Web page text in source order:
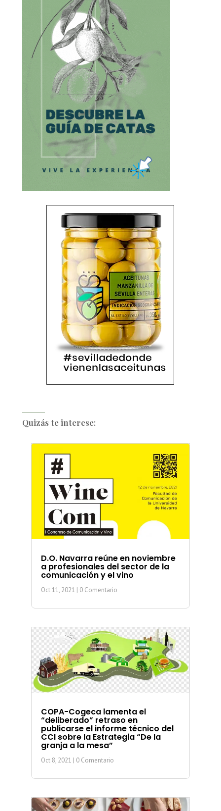
Quizás te interese:
D.O. Navarra reúne en noviembre
a profesionales del sector de la
comunicación y el vino
Oct 11, 2021 | 0 Comentario
COPA-Cogeca lamenta el
“deliberado” retraso en
publicarse el informe técnico del
CCI sobre la Estrategia “De la
granja a la mesa”
Oct 8, 2021 | 0 Comentario